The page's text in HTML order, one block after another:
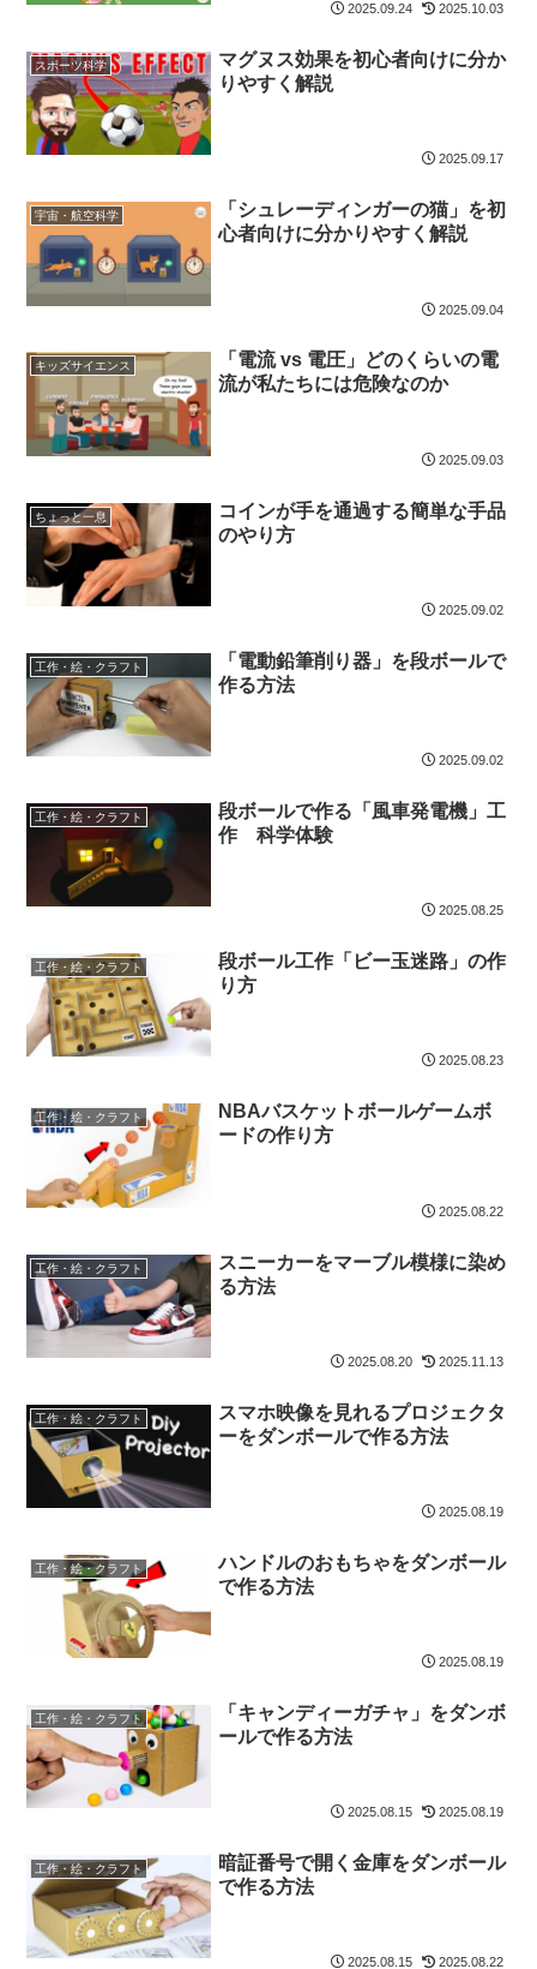
2025.09.24 2025.10.03
スポーツ科学
マグヌス効果を初心者向けに分か
りやすく解説
2025.09.17
宇宙・航空科学
「シュレーディンガーの猫」を初
心者向けに分かりやすく解説
2025.09.04
キッズサイエンス
「電流 vs 電圧」どのくらいの電
流が私たちには危険なのか
2025.09.03
ちょっと一息
コインが手を通過する簡単な手品
のやり方
2025.09.02
工作・絵・クラフト
「電動鉛筆削り器」を段ボールで
作る方法
2025.09.02
工作・絵・クラフト
段ボールで作る「風車発電機」工
作 科学体験
2025.08.25
工作・絵・クラフト
段ボール工作「ビー玉迷路」の作
り方
2025.08.23
工作・絵・クラフト
NBAバスケットボールゲームボ
ードの作り方
2025.08.22
工作・絵・クラフト
スニーカーをマーブル模様に染め
る方法
2025.08.20 2025.11.13
工作・絵・クラフト
スマホ映像を見れるプロジェクタ
ーをダンボールで作る方法
2025.08.19
工作・絵・クラフト
ハンドルのおもちゃをダンボール
で作る方法
2025.08.19
工作・絵・クラフト
「キャンディーガチャ」をダンボ
ールで作る方法
2025.08.15 2025.08.19
工作・絵・クラフト
暗証番号で開く金庫をダンボール
で作る方法
2025.08.15 2025.08.22